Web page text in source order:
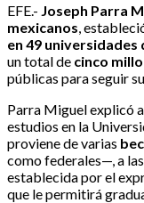
EFE.- Joseph Parra
mexicanos ,
en 49 universidades
un total de cinco
públicas para seguir
Parra Miguel explicó a
estudios en la
proviene de varias
como federales—, a
establecida por el
que le permitirá